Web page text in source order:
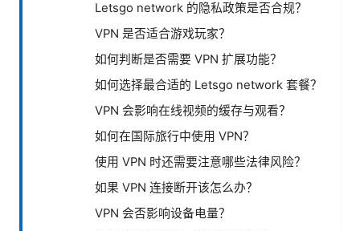
Letsgo network 的隐私政策是否合规？
VPN 是否适合游戏玩家？
如何判断是否需要 VPN 扩展功能？
如何选择最合适的 Letsgo network 套餐？
VPN 会影响在线视频的缓存与观看？
如何在国际旅行中使用 VPN？
使用 VPN 时还需要注意哪些法律风险？
如果 VPN 连接断开该怎么办？
VPN 会否影响设备电量？